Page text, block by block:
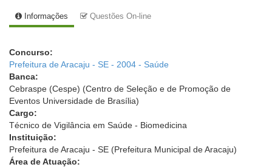
Informações Questões On-line
Concurso:
Prefeitura de Aracaju - SE - 2004 - Saúde
Banca:
Cebraspe (Cespe) (Centro de Seleção e de Promoção de
Eventos Universidade de Brasília)
Cargo:
Técnico de Vigilância em Saúde - Biomedicina
Instituição:
Prefeitura de Aracaju - SE (Prefeitura Municipal de Aracaju)
Área de Atuação: